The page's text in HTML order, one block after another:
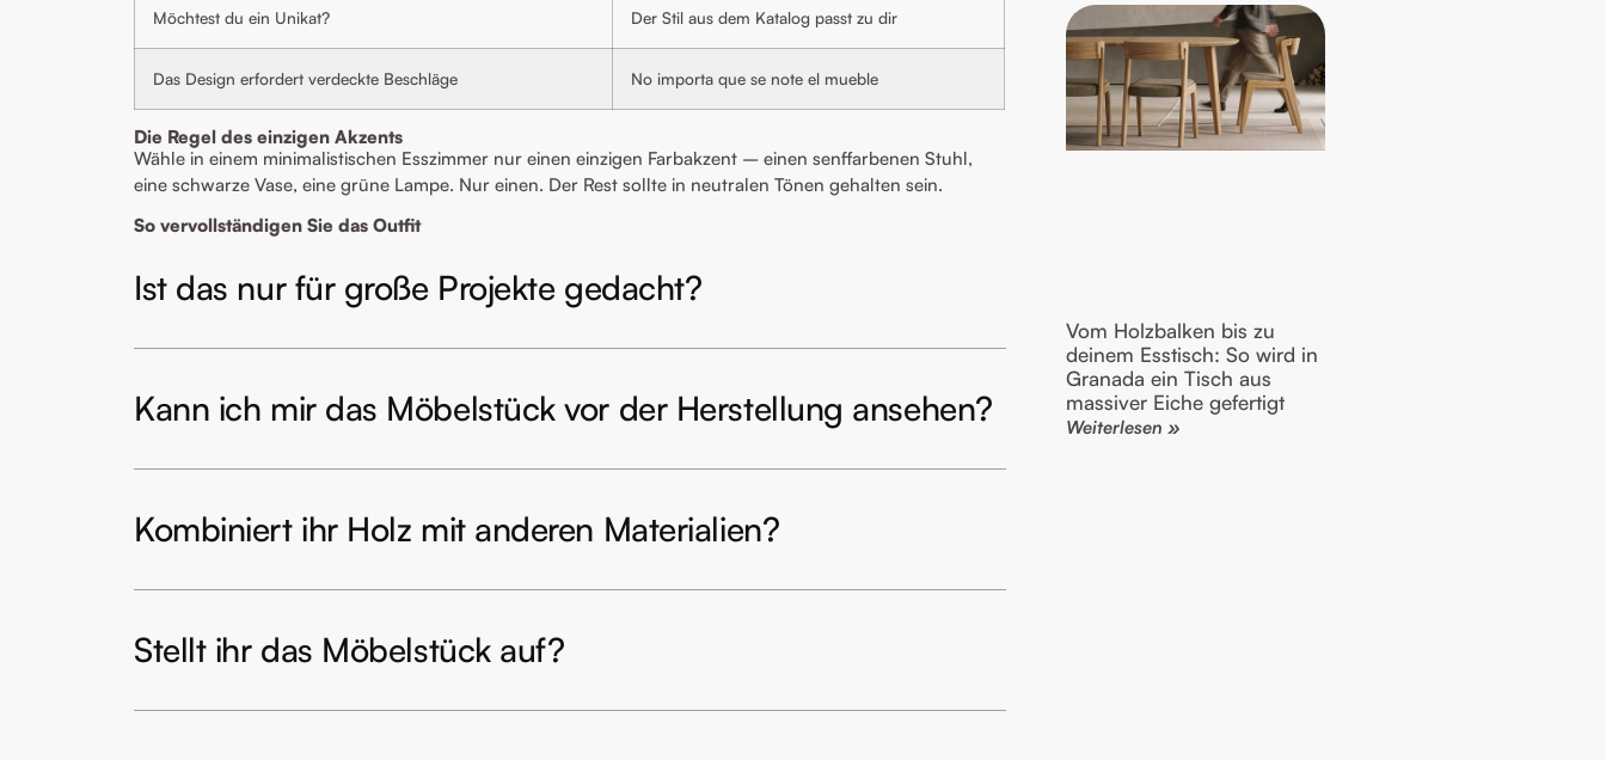
Möchtest du ein Unikat? Der Stil aus dem Katalog passt zu dir
Das Design erfordert verdeckte Beschläge No importa que se note el mueble
Die Regel des einzigen Akzents
Wähle in einem minimalistischen Esszimmer nur einen einzigen Farbakzent – einen senffarbenen Stuhl,
eine schwarze Vase, eine grüne Lampe. Nur einen. Der Rest sollte in neutralen Tönen gehalten sein.
So vervollständigen Sie das Outfit
Ist das nur für große Projekte gedacht?
Kann ich mir das Möbelstück vor der Herstellung ansehen?
Kombiniert ihr Holz mit anderen Materialien?
Stellt ihr das Möbelstück auf?
Vom Holzbalken bis zu
deinem Esstisch: So wird in
Granada ein Tisch aus
massiver Eiche gefertigt
Weiterlesen »